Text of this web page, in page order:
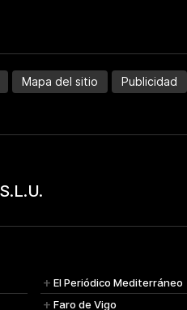
Mapa del sitio Publicidad
El Periódico Mediterráneo
Faro de Vigo